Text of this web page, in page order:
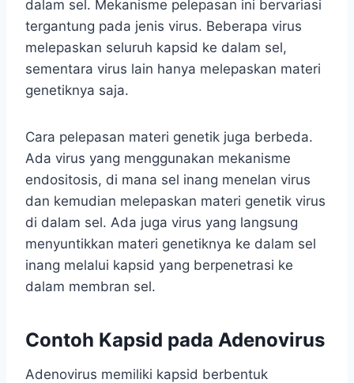
dalam sel. Mekanisme pelepasan ini bervariasi
tergantung pada jenis virus. Beberapa virus
melepaskan seluruh kapsid ke dalam sel,
sementara virus lain hanya melepaskan materi
genetiknya saja.
Cara pelepasan materi genetik juga berbeda.
Ada virus yang menggunakan mekanisme
endositosis, di mana sel inang menelan virus
dan kemudian melepaskan materi genetik virus
di dalam sel. Ada juga virus yang langsung
menyuntikkan materi genetiknya ke dalam sel
inang melalui kapsid yang berpenetrasi ke
dalam membran sel.
Contoh Kapsid pada Adenovirus
Adenovirus memiliki kapsid berbentuk